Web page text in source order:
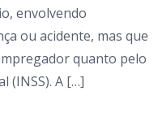
envolvendo
ou acidente, mas que
quanto pelo
(INSS). A […]